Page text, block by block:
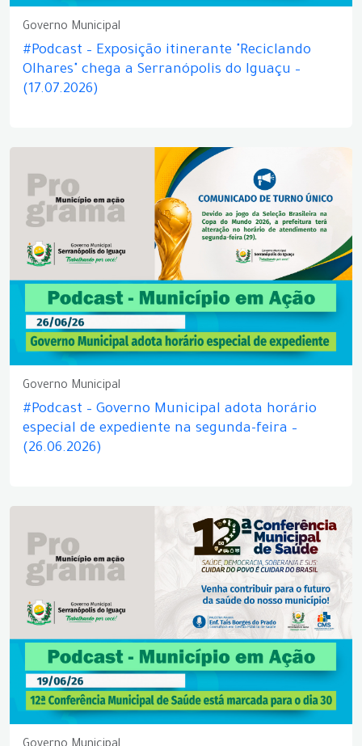
Governo Municipal
#Podcast – Exposição itinerante "Reciclando
Olhares" chega a Serranópolis do Iguaçu –
(17.07.2026)
Governo Municipal
#Podcast – Governo Municipal adota horário
especial de expediente na segunda-feira –
(26.06.2026)